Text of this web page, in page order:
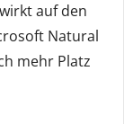
auf den
Natural
mehr Platz